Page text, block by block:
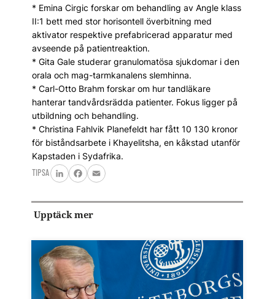
* Emina Cirgic forskar om behandling av Angle klass
II:1 bett med stor horisontell överbitning med
aktivator respektive prefabricerad apparatur med
avseende på patientreaktion.
* Gita Gale studerar granulomatösa sjukdomar i den
orala och mag-tarmkanalens slemhinna.
* Carl-Otto Brahm forskar om hur tandläkare
hanterar tandvårdsrädda patienter. Fokus ligger på
utbildning och behandling.
* Christina Fahlvik Planefeldt har fått 10 130 kronor
för biståndsarbete i Khayelitsha, en kåkstad utanför
Kapstaden i Sydafrika.
TIPSA
LinkedInFacebook
Email
Upptäck mer